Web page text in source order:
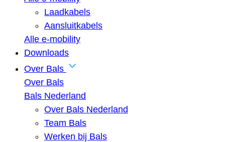
Laadkabels
Aansluitkabels
Alle e-mobility
Downloads
Over Bals
Over Bals
Bals Nederland
Over Bals Nederland
Team Bals
Werken bij Bals